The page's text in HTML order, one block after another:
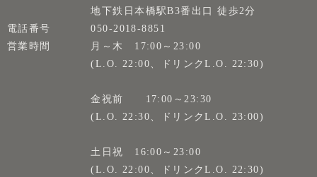
地下鉄日本橋駅B3番出口 徒歩2分
電話番号
050-2018-8851
営業時間
月～木 17:00～23:00
(L.O. 22:00、ドリンクL.O. 22:30)
金祝前 17:00～23:30
(L.O. 22:30、ドリンクL.O. 23:00)
土日祝 16:00～23:00
(L.O. 22:00、ドリンクL.O. 22:30)